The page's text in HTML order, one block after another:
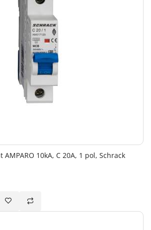
10kA, C 20A, 1 pol, Schrack